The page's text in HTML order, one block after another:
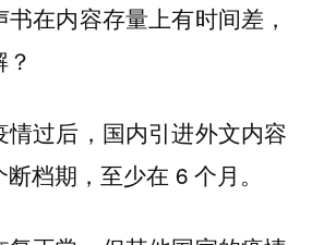
在内容存量上有时间差，
情过后，国内引进外文内容
档期，至少在 6 个月。